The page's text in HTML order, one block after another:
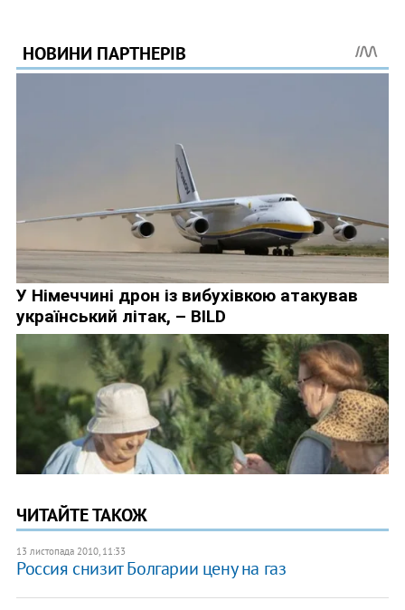
ЧИТАЙТЕ ТАКОЖ
13 листопада 2010, 11:33
Россия снизит Болгарии цену на газ